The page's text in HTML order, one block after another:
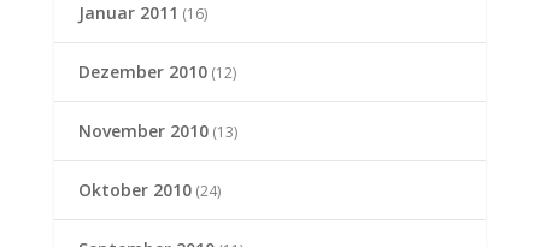
Januar 2011 (16)
Dezember 2010(12)
November 2010(13)
Oktober 2010(24)